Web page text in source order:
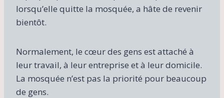
lorsqu’elle quitte la mosquée, a hâte de revenir
bientôt.
Normalement, le cœur des gens est attaché à
leur travail, à leur entreprise et à leur domicile.
La mosquée n’est pas la priorité pour beaucoup
de gens.